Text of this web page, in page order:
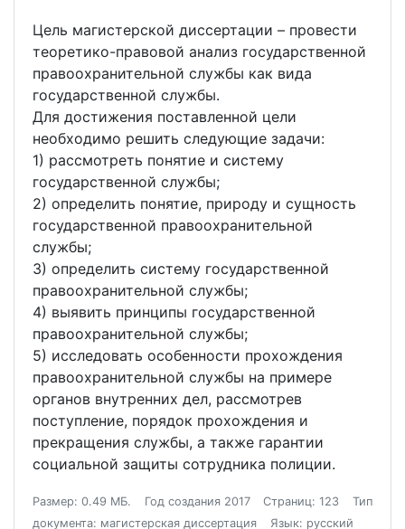
Цель магистерской диссертации – провести
теоретико-правовой анализ государственной
правоохранительной службы как вида
государственной службы.
Для достижения поставленной цели
необходимо решить следующие задачи:
1) рассмотреть понятие и систему
государственной службы;
2) определить понятие, природу и сущность
государственной правоохранительной
службы;
3) определить систему государственной
правоохранительной службы;
4) выявить принципы государственной
правоохранительной службы;
5) исследовать особенности прохождения
правоохранительной службы на примере
органов внутренних дел, рассмотрев
поступление, порядок прохождения и
прекращения службы, а также гарантии
социальной защиты сотрудника полиции.
Размер: 0.49 МБ. Год создания 2017 Страниц: 123
Тип
документа: магистерская диссертация
Язык: русский